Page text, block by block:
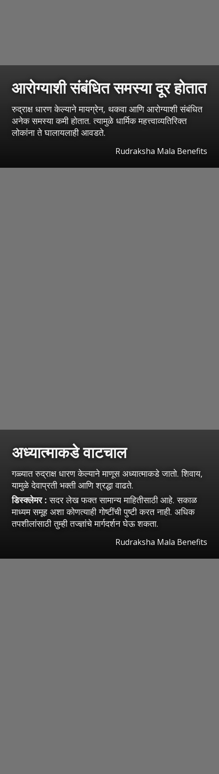
आरोग्याशी संबंधित समस्या दूर होतात
रुद्राक्ष धारण केल्याने मायग्रेन, थकवा आणि आरोग्याशी संबंधित
अनेक समस्या कमी होतात. त्यामुळे धार्मिक महत्त्वाव्यतिरिक्त
लोकांना ते घालायलाही आवडते.
Rudraksha Mala Benefits
अध्यात्माकडे वाटचाल
गळ्यात रुद्राक्ष धारण केल्याने माणूस अध्यात्माकडे जातो. शिवाय,
यामुळे देवाप्रती भक्ती आणि श्रद्धा वाढते.
डिस्क्लेमर : सदर लेख फक्त सामान्य माहितीसाठी आहे. सकाळ
माध्यम समूह अशा कोणत्याही गोष्टींची पुष्टी करत नाही. अधिक
तपशीलांसाठी तुम्ही तज्ज्ञांचे मार्गदर्शन घेऊ शकता.
Rudraksha Mala Benefits